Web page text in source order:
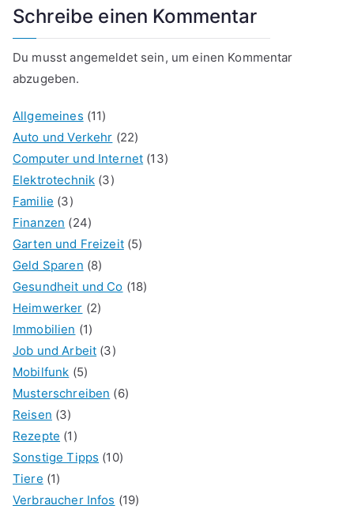
Schreibe einen Kommentar
Du musstangemeldetsein, um einen Kommentar
abzugeben.
Allgemeines (11)
Auto und Verkehr (22)
Computer und Internet (13)
Elektrotechnik (3)
Familie (3)
Finanzen (24)
Garten und Freizeit(5)
Geld Sparen (8)
Gesundheit und Co (18)
Heimwerker (2)
Immobilien (1)
Job und Arbeit (3)
Mobilfunk (5)
Musterschreiben (6)
Reisen (3)
Rezepte (1)
Sonstige Tipps (10)
Tiere (1)
Verbraucher Infos (19)